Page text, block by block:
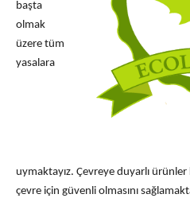
başta
olmak
üzere tüm
yasalara
uymaktayız. Çevreye duyarlı
çevre için güvenli olmasını